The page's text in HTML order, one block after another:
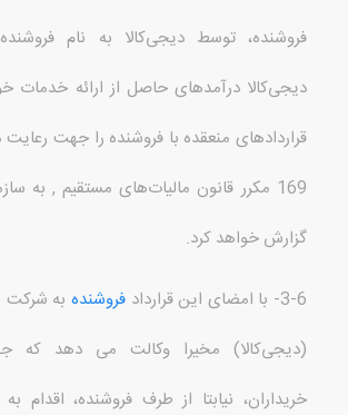
فروشنده، توسط دیجی‌کالا به نام
دیجی‌کالا درآمدهای حاصل از ارائه خدمات
قراردادهای منعقده با فروشنده را جهت رعایت
169 مکرر قانون مالیات‌های مستقیم , به
گزارش خواهد کرد.
3-6- با امضای این قرارداد فروشنده به شرکت
(دیجی‌کالا) مخیرا وکالت می دهد که
خریداران، نیابتا از طرف فروشنده، اقدام